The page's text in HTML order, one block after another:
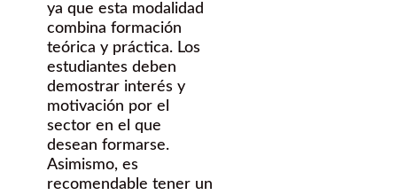
ya que esta modalidad
combina formación
teórica y práctica. Los
estudiantes deben
demostrar interés y
motivación por el
sector en el que
desean formarse.
Asimismo, es
recomendable tener un